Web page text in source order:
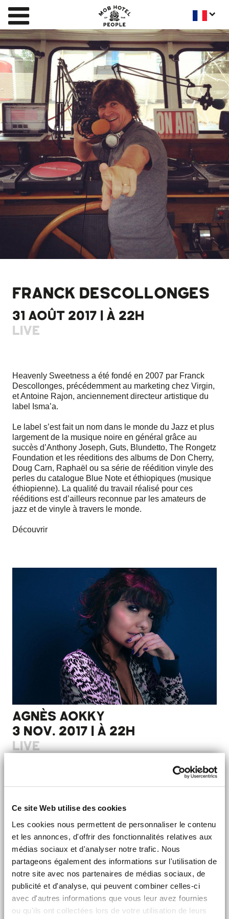
Ce site Web utilise des cookies
Les cookies nous permettent de personnaliser le contenu
et les annonces, d'offrir des fonctionnalités relatives aux
médias sociaux et d'analyser notre trafic. Nous
partageons également des informations sur l'utilisation de
notre site avec nos partenaires de médias sociaux, de
publicité et d'analyse, qui peuvent combiner celles-ci
avec d'autres informations que vous leur avez fournies
ou qu'ils ont collectées lors de votre utilisation de leurs
FRANCK DESCOLLONGES
31 AOÛT 2017 | À 22H
LIVE
Heavenly Sweetness a été fondé en 2007 par Franck
Descollonges, précédemment au marketing chez Virgin,
et Antoine Rajon, anciennement directeur artistique du
label Isma’a.
Le label s’est fait un nom dans le monde du Jazz et plus
largement de la musique noire en général grâce au
succès d’Anthony Joseph, Guts, Blundetto, The Rongetz
Foundation et les réeditions des albums de Don Cherry,
Doug Carn, Raphaël ou sa série de réédition vinyle des
perles du catalogue Blue Note et éthiopiques (musique
éthiopienne). La qualité du travail réalisé pour ces
rééditions est d’ailleurs reconnue par les amateurs de
jazz et de vinyle à travers le monde.
Découvrir
AGNÈS AOKKY
3 NOV. 2017 | À 22H
LIVE
MAB'ISH
1 MARS 2018 | À 21H30